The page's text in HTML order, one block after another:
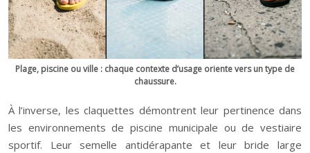
Plage, piscine ou ville : chaque contexte d’usage oriente vers un type de
chaussure.
À l’inverse, les claquettes démontrent leur pertinence dans
les environnements de piscine municipale ou de vestiaire
sportif. Leur semelle antidérapante et leur bride large